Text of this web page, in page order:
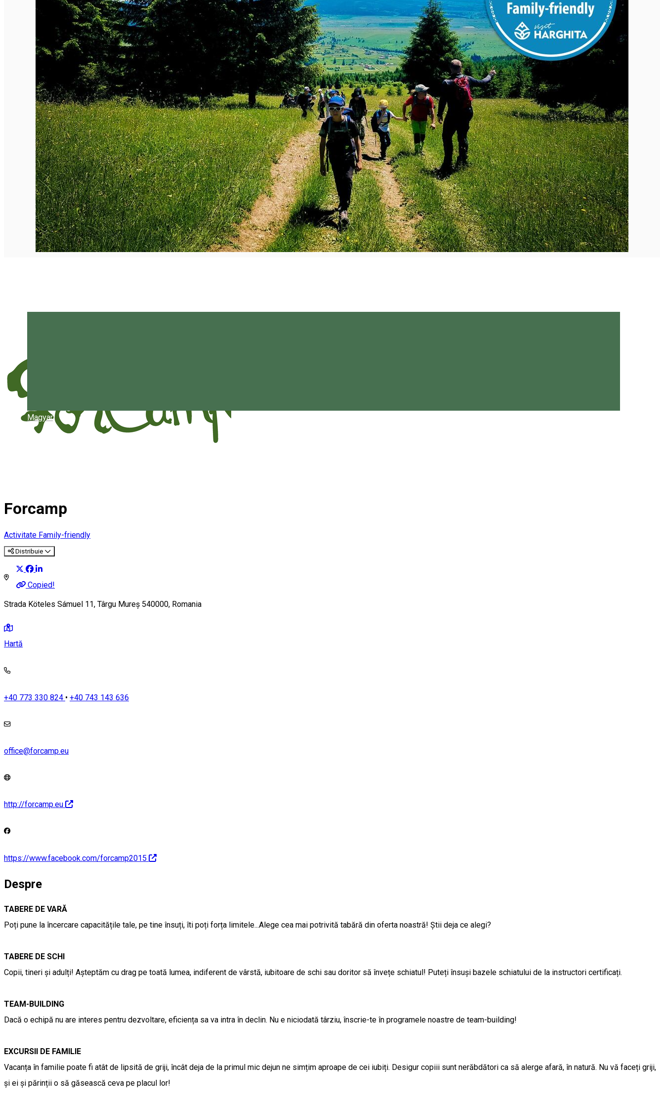
English
Magyar
Închirieri de biciclete
Forcamp
Activitate Family-friendly
Distribuie
Copied!
Strada Köteles Sámuel 11, Târgu Mureș 540000, Romania
Hartă
+40 773 330 824 • +40 743 143 636
office@forcamp.eu
http://forcamp.eu
https://www.facebook.com/forcamp2015
Despre
TABERE DE VARĂ
Poți pune la încercare capacitățile tale, pe tine însuți, îti poți forța limitele...Alege cea mai potrivită tabără din oferta noastră! Știi deja ce alegi?
TABERE DE SCHI
Copii, tineri și adulți! Așteptăm cu drag pe toată lumea, indiferent de vârstă, iubitoare de schi sau doritor să învețe schiatul! Puteți însuși bazele schiatului de la instructori certificați.
TEAM-BUILDING
Dacă o echipă nu are interes pentru dezvoltare, eficiența sa va intra în declin. Nu e niciodată târziu, înscrie-te în programele noastre de team-building!
EXCURSII DE FAMILIE
Vacanța în familie poate fi atât de lipsită de griji, încât deja de la primul mic dejun ne simțim aproape de cei iubiți. Desigur copiii sunt nerăbdători ca să alerge afară, în natură. Nu vă faceți griji,
și ei și părinții o să găsească ceva pe placul lor!